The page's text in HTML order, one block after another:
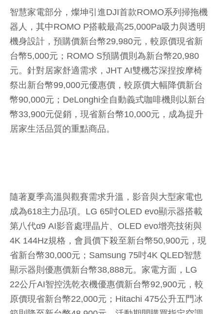
智慧家電部分，燦坤引進DJI首款ROMO系列掃拖機
器人，其中ROMO P搭載最高25,000Pa吸力與透明
機身設計，預購價新台幣29,980元，較原價現省新
台幣5,000元；ROMO S預購價則為新台幣20,980
元。針對居家舒適需求，JHT AI雙機芯深捏按摩椅
祭出新台幣99,000元優惠價，較原價大幅降價新台
幣90,000元；DeLonghi全自動義式咖啡機則以新台
幣33,900元促銷，現省新台幣10,000元，成為提升
居家生活品質的重點商品。
隨著夏季高溫與觀賽需求升溫，影音與大型家電也
成為618主力品項。LG 65吋OLED evo顯示器搭載
第八代α9 AI影音處理晶片、OLED evo增亮技術與
4K 144Hz規格，會員價下殺至新台幣50,900元，現
省新台幣30,000元；Samsung 75吋4K QLED智慧
顯示器則優惠價新台幣38,888元。家電方面，LG
22公斤AI智控洗乾衣機優惠價新台幣92,900元，較
原價現省新台幣22,000元；Hitachi 475公升五門冰